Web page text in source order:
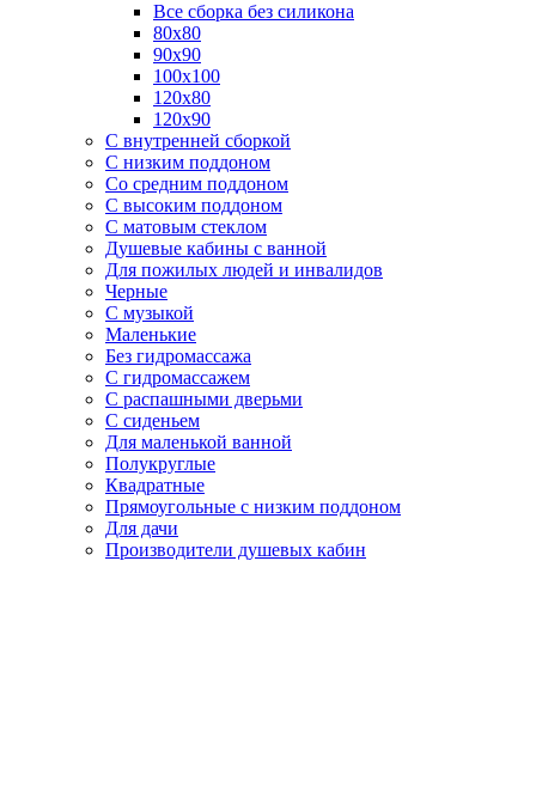
Все сборка без силикона
80х80
90х90
100х100
120х80
120х90
С внутренней сборкой
C низким поддоном
Со средним поддоном
С высоким поддоном
С матовым стеклом
Душевые кабины с ванной
Для пожилых людей и инвалидов
Черные
С музыкой
Маленькие
Без гидромассажа
С гидромассажем
С распашными дверьми
С сиденьем
Для маленькой ванной
Полукруглые
Квадратные
Прямоугольные с низким поддоном
Для дачи
Производители душевых кабин